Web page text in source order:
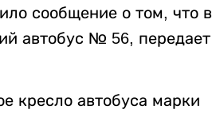
сообщение о том, что в
автобус № 56, передает
кресло автобуса марки